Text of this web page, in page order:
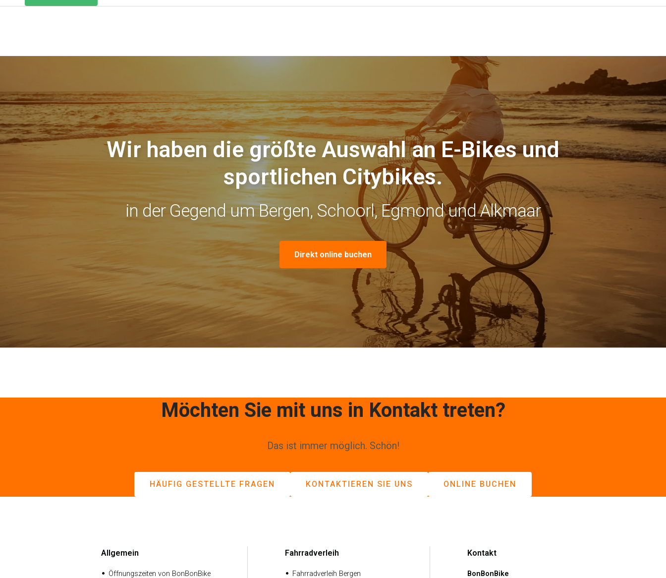
Wir haben die größte Auswahl an E-Bikes und
sportlichen Citybikes.
in der Gegend um Bergen, Schoorl, Egmond und Alkmaar
Direkt online buchen
Möchten Sie mit uns in Kontakt treten?
Das ist immer möglich. Schön!
HÄUFIG GESTELLTE FRAGEN KONTAKTIEREN SIE UNS ONLINE BUCHEN
Allgemein
Öffnungszeiten von BonBonBike
Fahrradverleih
Fahrradverleih Bergen
Kontakt
BonBonBike